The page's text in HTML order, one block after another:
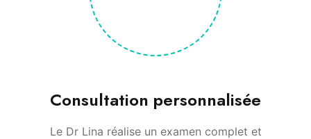
Consultation personnalisée
Le Dr Lina réalise un examen complet et